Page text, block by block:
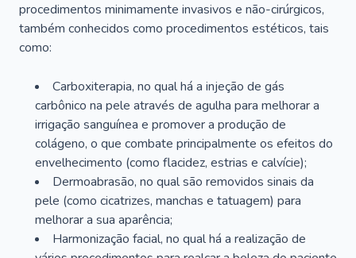
procedimentos minimamente invasivos e não-cirúrgicos,
também conhecidos como procedimentos estéticos, tais
como:
Carboxiterapia, no qual há a injeção de gás
carbônico na pele através de agulha para melhorar a
irrigação sanguínea e promover a produção de
colágeno, o que combate principalmente os efeitos do
envelhecimento (como flacidez, estrias e calvície);
Dermoabrasão, no qual são removidos sinais da
pele (como cicatrizes, manchas e tatuagem) para
melhorar a sua aparência;
Harmonização facial, no qual há a realização de